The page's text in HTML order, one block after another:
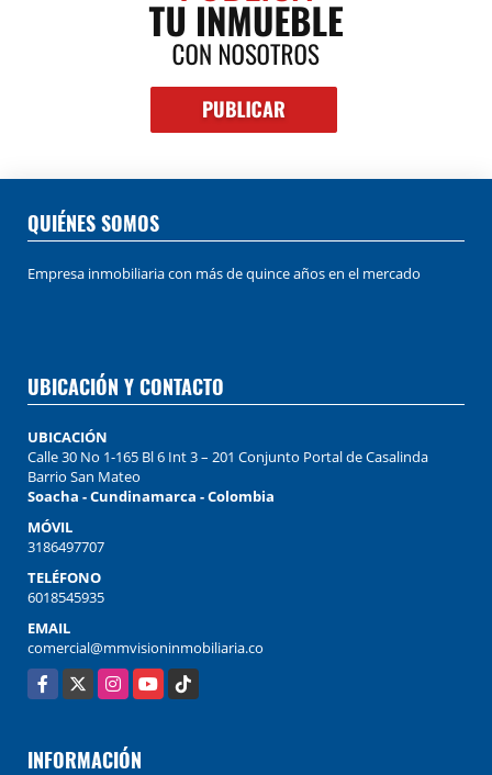
QUIÉNES SOMOS
Empresa inmobiliaria con más de quince años en el mercado
UBICACIÓN Y CONTACTO
UBICACIÓN
Calle 30 No 1-165 Bl 6 Int 3 – 201 Conjunto Portal de Casalinda
Barrio San Mateo
Soacha - Cundinamarca - Colombia
MÓVIL
3186497707
TELÉFONO
6018545935
EMAIL
comercial@mmvisioninmobiliaria.co
Facebook
X InstagramYouTubeTikTok
INFORMACIÓN